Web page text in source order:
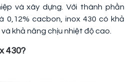
và xây dựng. Với thành phần
0,12% cacbon, inox 430 có khả
khả năng chịu nhiệt độ cao.
430?